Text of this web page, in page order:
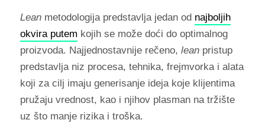
Leanmetodologija predstavlja jedan od najboljih
okvira putem kojih se može doći do optimalnog
proizvoda. Najjednostavnije rečeno, leanpristup
predstavlja niz procesa, tehnika, frejmvorka i alata
koji za cilj imaju generisanje ideja koje klijentima
pružaju vrednost, kao i njihov plasman na tržište
uz što manje rizika i troška.